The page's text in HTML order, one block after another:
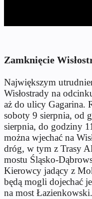
Zamknięcie
Największym
Wisłostrady na
aż do ulicy Gagarina.
soboty 9 sierpnia, od
sierpnia, do godziny
można wjechać na
dróg, w tym z Trasy
mostu Śląsko-
Kierowcy jadący z
będą mogli dojechać
na most Łazienkowski.